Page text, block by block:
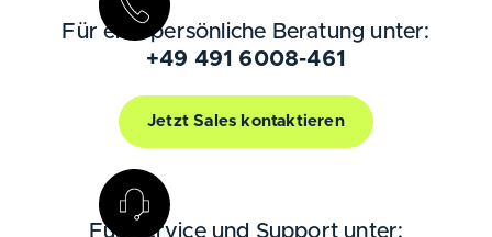
Für eine persönliche Beratung unter:
+49 491 6008-461
Jetzt Sales kontaktieren
Für Service und Support unter: